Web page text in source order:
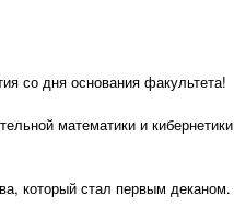
со дня основания факультета!
математики и кибернетики
который стал первым деканом.